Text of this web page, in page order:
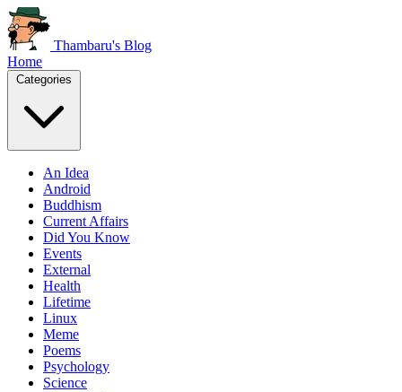
Thambaru's Blog
Home
An Idea
Android
Buddhism
Current Affairs
Did You Know
Events
External
Health
Lifetime
Linux
Meme
Poems
Psychology
Science